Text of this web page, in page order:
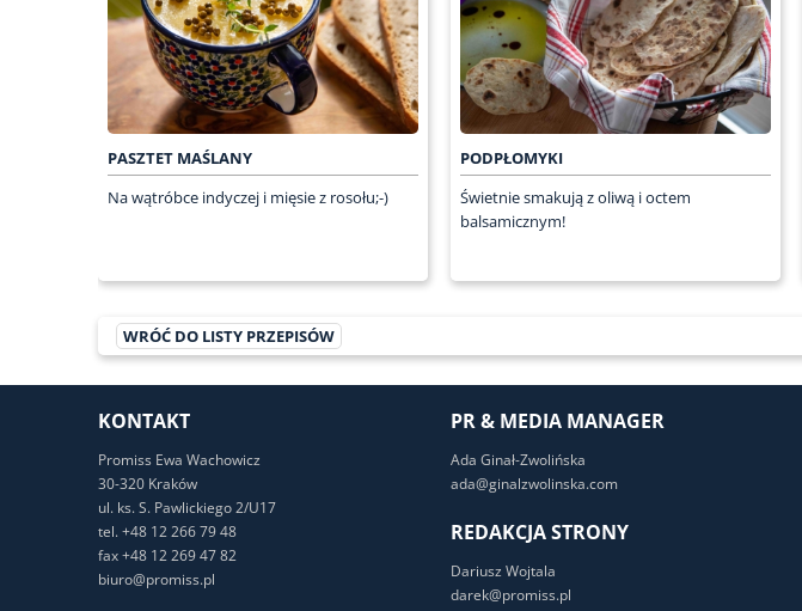
PASZTET MAŚLANY
Na wątróbce indyczej i mięsie z rosołu;-)
PODPŁOMYKI
Świetnie smakują z oliwą i octem
balsamicznym!
WRÓĆ DO LISTY PRZEPISÓW
KONTAKT
Promiss Ewa Wachowicz
30-320 Kraków
ul. ks. S. Pawlickiego 2/U17
tel. +48 12 266 79 48
fax +48 12 269 47 82
biuro@promiss.pl
PR & MEDIA MANAGER
Ada Ginał-Zwolińska
ada@ginalzwolinska.com
REDAKCJA STRONY
Dariusz Wojtala
darek@promiss.pl